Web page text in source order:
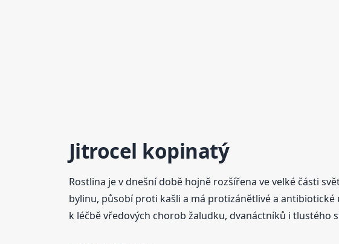
Jitrocel kopinatý
Rostlina je v dnešní době hojně rozšířena ve velké části
bylinu, působí proti kašli a má protizánětlivé a
k léčbě vředových chorob žaludku, dvanáctníků i tlustého